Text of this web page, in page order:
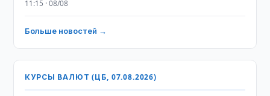
11:15 · 08/08
Больше новостей →
КУРСЫ ВАЛЮТ (ЦБ, 07.08.2026)